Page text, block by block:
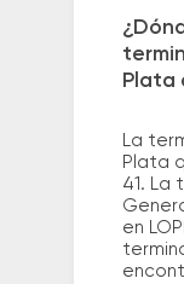
Plata
La
Plata
41. La
en